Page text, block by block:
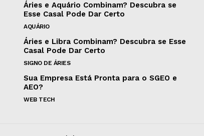
Áries e Aquário Combinam? Descubra se
Esse Casal Pode Dar Certo
AQUÁRIO
Áries e Libra Combinam? Descubra se Esse
Casal Pode Dar Certo
SIGNO DE ÁRIES
Sua Empresa Está Pronta para o SGEO e
AEO?
WEB TECH